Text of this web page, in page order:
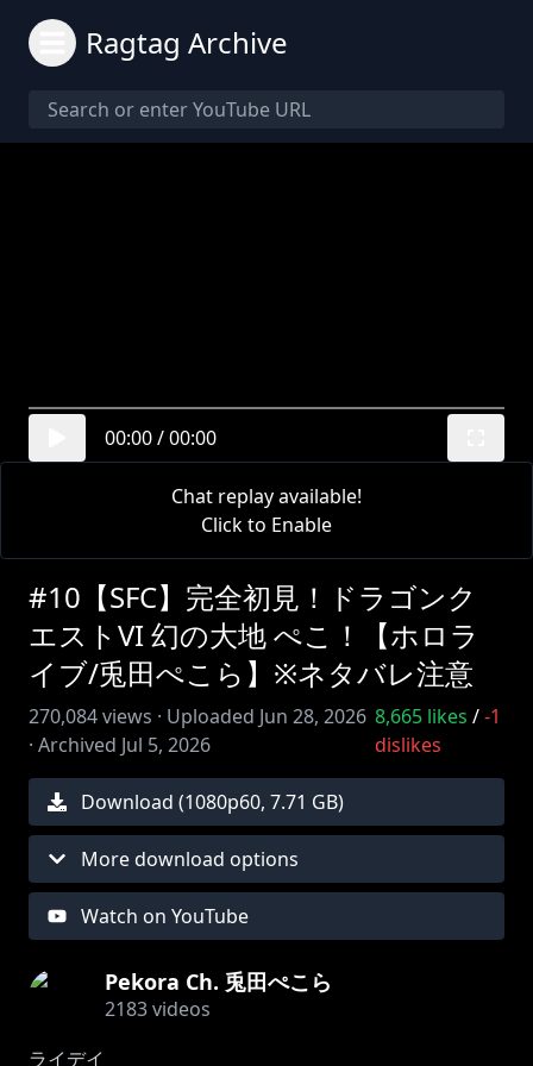
Ragtag Archive
00:00/00:00
Chat replay available!
Click to Enable
#10【SFC】完全初見！ドラゴンク
エストVI 幻の大地 ぺこ！【ホロラ
イブ/兎田ぺこら】※ネタバレ注意
270,084views · Uploaded Jun 28, 2026
· Archived Jul 5, 2026
8,665likes /-1
dislikes
Download (1080p60, 7.71 GB)
More download options
Watch on YouTube
Pekora Ch. 兎田ぺこら
2183videos
ライデイ